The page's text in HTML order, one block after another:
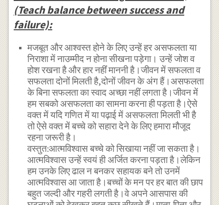
(Teach balance between success and
failure):
मजबूत और आश्वस्त होने के लिए उन्हें हर असफलता या
निराशा में नाउम्मीद न होना सीखना पड़ेगा। उन्हें जोश व
होश रखना है और हार नहींं माननी है।जीवन में सफलता व
सफलता दोनों मिलती है,दोनों जीवन के अंग हैं।असफलता
के बिना सफलता का स्वाद अच्छा नहीं लगता है।जीवन में
हम सबको असफलता का सामना करना ही पड़ता है।ऐसे
वक्त में यदि गणित में या पढ़ाई में असफलता मिलती भी है
तो ऐसे वक्त में बच्चे को सहारा देने के लिए हमारा मौजूद
रहना जरूरी है।
वस्तुत:आत्मविश्वास बच्चे को सिखाया नहीं जा सकता है।
आत्मविश्वास उन्हें स्वयं ही अर्जित करना पड़ता है।लेकिन
हम उनके लिए ढाल न बनकर सहायक बने तो उनमें
आत्मविश्वास आ जाता है।बच्चों के मन पर हर बात की छाप
बहुत जल्दी और गहरी लगती है।वे अपने आसपास की